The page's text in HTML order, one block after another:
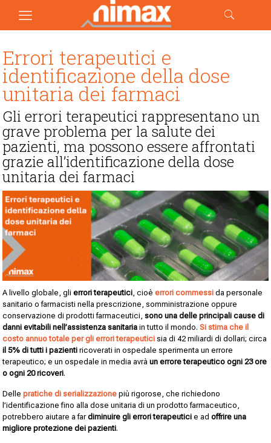
Errori terapeutici e
identificazione della dose
unitaria dei farmaci
Gli errori terapeutici rappresentano un
grave problema per la salute dei
pazienti, ma possono essere affrontati
grazie all’identificazione della dose
unitaria dei farmaci
A livello globale, glierrori terapeutici, cioèerrori commessi da personale
sanitario o farmacisti nella prescrizione, somministrazione oppure
conservazione di prodotti farmaceutici,sono una delle principali cause di
danni evitabili nell’assistenza sanitaria in tutto il mondo.Si stima che il
costo annuo totale per gli errori terapeutici sia di 42 miliardi di dollari; circa
il 5% di tutti i pazienti ricoverati in ospedale sperimenta un errore
terapeutico; e un ospedale in media avràun errore terapeutico ogni 23 ore
o ogni 20 ricoveri.
Dellepratiche di serializzazione più rigorose, che richiedono
l’identificazione fino alla dose unitaria di un prodotto farmaceutico,
potrebbero aiutare a fardiminuire gli errori terapeutici e adoffrire una
migliore protezione dei pazienti.